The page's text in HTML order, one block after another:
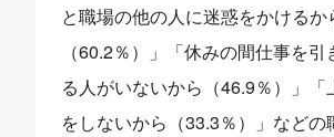
と職場の他の人に迷惑をかけるか
（60.2％）」「休みの間仕事を
る人がいないから（46.9％）」「
をしないから（33.3％）」などの